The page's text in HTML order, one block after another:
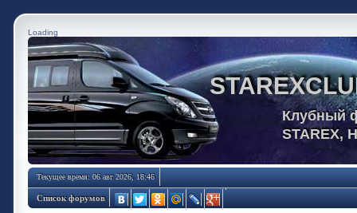
Loading
Клубный
STAREX,
Текущее время: 06 авг 2026, 18:46
Список форумов